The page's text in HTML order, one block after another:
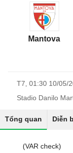
Mantova
T7, 01:30 10/05/
Stadio Danilo
Tổng quan Diễn
(VAR check)